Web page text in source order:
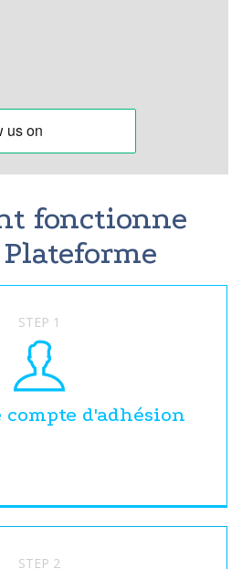
fonctionne
STEP 1
compte d'adhésion
STEP 2